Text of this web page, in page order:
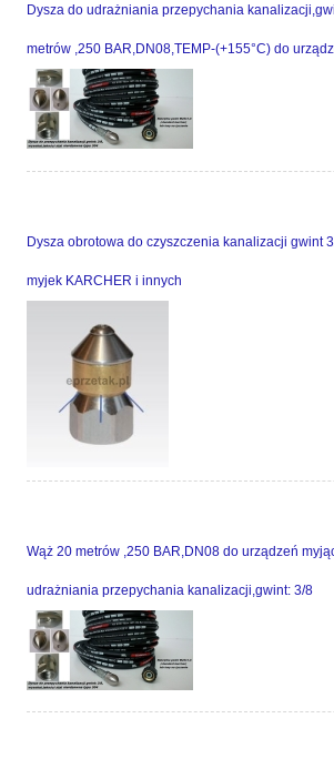
Dysza do udrażniania przepychania
metrów ,250 BAR,DN08,TEMP-(+155°C) do
Dysza obrotowa do czyszczenia kanalizacji gwint
myjek KARCHER i innych
Wąż 20 metrów ,250 BAR,DN08 do urządzeń
udrażniania przepychania kanalizacji,gwint: 3/8